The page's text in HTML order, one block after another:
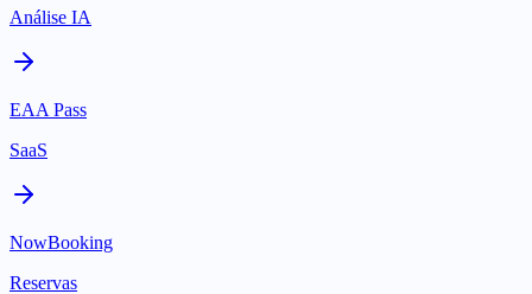
Análise IA
EAA Pass
SaaS
NowBooking
Reservas